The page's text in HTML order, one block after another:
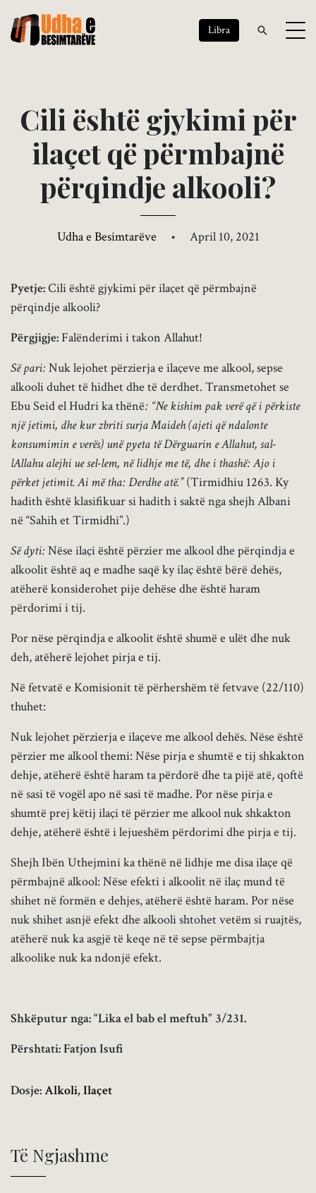
Libra
Cili është gjykimi për
ilaçetqëpërmbajnë
përqindje alkooli?
Udha e Besimtarëve • April 10, 2021
Pyetje:Cili është gjykimi për ilaçet që përmbajnë
përqindje alkooli?
Përgjigje:Falënderimi i takon Allahut!
Së pari:Nuk lejohet përzierja e ilaçeve me alkool, sepse
alkooli duhet të hidhet dhe të derdhet. Transmetohet se
Ebu Seid el Hudri ka thënë: “Ne kishim pak verë që i përkiste
një jetimi, dhe kur zbriti surja Maideh (ajeti që ndalonte
konsumimin e verës) unë pyeta të Dërguarin e Allahut, sal-
lAllahu alejhi ue sel-lem, në lidhje me të, dhe i thashë: Ajo i
përket jetimit. Ai më tha: Derdhe atë.”(Tirmidhiu 1263. Ky
hadith është klasifikuar si hadith i saktë nga shejh Albani
në “Sahih et Tirmidhi”.)
Së dyti:Nëse ilaçi është përzier me alkool dhe përqindja e
alkoolit është aq e madhe saqë ky ilaç është bërë dehës,
atëherë konsiderohet pije dehëse dhe është haram
përdorimi i tij.
Por nëse përqindja e alkoolit është shumë e ulët dhe nuk
deh, atëherë lejohet pirja e tij.
Në fetvatë e Komisionit të përhershëm të fetvave (22/110)
thuhet:
Nuk lejohet përzierja e ilaçeve me alkool dehës. Nëse është
përzier me alkool themi: Nëse pirja e shumtë e tij shkakton
dehje, atëherë është haram ta përdorë dhe ta pijë atë, qoftë
në sasi të vogël apo në sasi të madhe. Por nëse pirja e
shumtë prej këtij ilaçi të përzier me alkool nuk shkakton
dehje, atëherë është i lejueshëm përdorimi dhe pirja e tij.
Shejh Ibën Uthejmini ka thënë në lidhje me disa ilaçe që
përmbajnë alkool: Nëse efekti i alkoolit në ilaç mund të
shihet në formën e dehjes, atëherë është haram. Por nëse
nuk shihet asnjë efekt dhe alkooli shtohet vetëm si ruajtës,
atëherë nuk ka asgjë të keqe në të sepse përmbajtja
alkoolike nuk ka ndonjë efekt.
Shkëputur nga: “Lika el bab el meftuh” 3/231.
Përshtati: Fatjon Isufi
Dosje:Alkoli,Ilaçet
Të Ngjashme